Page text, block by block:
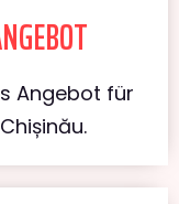
Angebot für